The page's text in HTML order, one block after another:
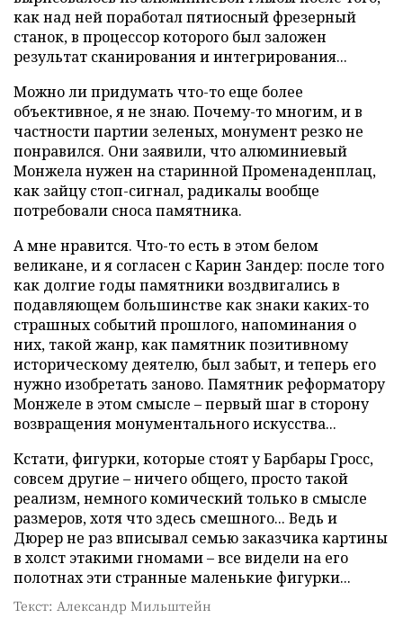
как над ней поработал пятиосный фрезерный
станок, в процессор которого был заложен
результат сканирования и интегрирования...
Можно ли придумать что-то еще более
объективное, я не знаю. Почему-то многим, и в
частности партии зеленых, монумент резко не
понравился. Они заявили, что алюминиевый
Монжела нужен на старинной Променаденплац,
как зайцу стоп-сигнал, радикалы вообще
потребовали сноса памятника.
А мне нравится. Что-то есть в этом белом
великане, и я согласен с Карин Зандер: после того
как долгие годы памятники воздвигались в
подавляющем большинстве как знаки каких-то
страшных событий прошлого, напоминания о
них, такой жанр, как памятник позитивному
историческому деятелю, был забыт, и теперь его
нужно изобретать заново. Памятник реформатору
Монжеле в этом смысле – первый шаг в сторону
возвращения монументального искусства...
Кстати, фигурки, которые стоят у Барбары Гросс,
совсем другие – ничего общего, просто такой
реализм, немного комический только в смысле
размеров, хотя что здесь смешного... Ведь и
Дюрер не раз вписывал семью заказчика картины
в холст этакими гномами – все видели на его
полотнах эти странные маленькие фигурки...
Текст: Александр Мильштейн